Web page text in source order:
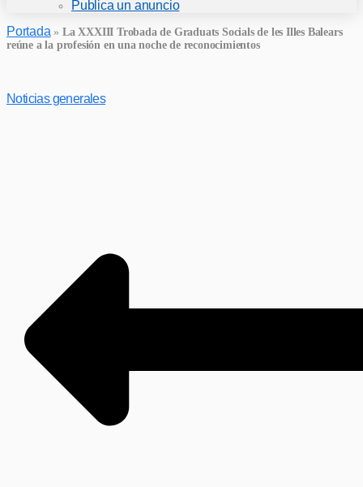
Publica un anuncio
Portada»La XXXIII Trobada de Graduats Socials de les Illes Balears
reúne a la profesión en una noche de reconocimientos
Noticias generales